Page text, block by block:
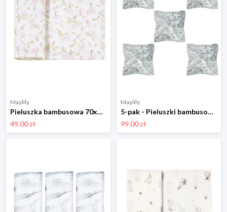
Maylily
Pieluszka bambusowa 70x70 - Rozkwitajki
49.00 zł
Maylily
5-pak - Pieluszki bambusowe mini 25x25 - My Space
99.00 zł